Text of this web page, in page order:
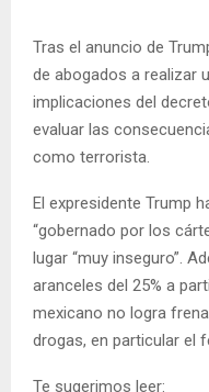
Tras el anuncio de
de abogados a realizar
implicaciones del
evaluar las
como terrorista.
El expresidente Trump
“gobernado por los
lugar “muy inseguro”.
aranceles del 25% a
mexicano no logra
drogas, en particular el
Te sugerimos leer: